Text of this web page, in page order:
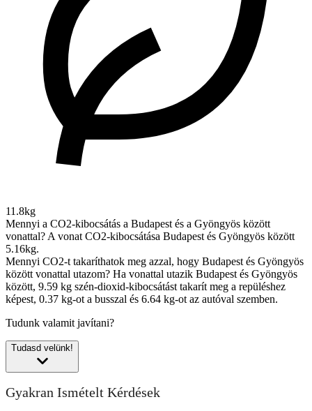
11.8kg
Mennyi a CO2-kibocsátás a Budapest és a Gyöngyös között
vonattal? A vonat CO2-kibocsátása Budapest és Gyöngyös között
5.16kg.
Mennyi CO2-t takaríthatok meg azzal, hogy Budapest és Gyöngyös
között vonattal utazom? Ha vonattal utazik Budapest és Gyöngyös
között, 9.59 kg szén-dioxid-kibocsátást takarít meg a repüléshez
képest, 0.37 kg-ot a busszal és 6.64 kg-ot az autóval szemben.
Tudunk valamit javítani?
Tudasd velünk!
Gyakran Ismételt Kérdések